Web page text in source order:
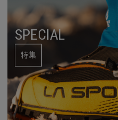
SPECIAL
特集